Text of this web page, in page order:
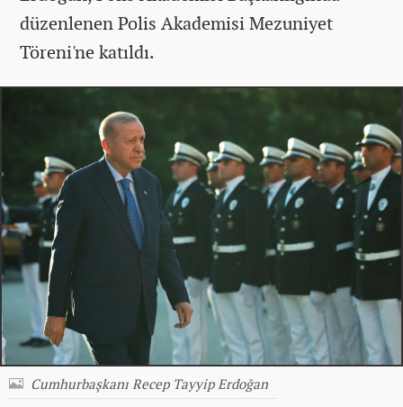
düzenlenen Polis Akademisi Mezuniyet
Töreni'ne katıldı.
Cumhurbaşkanı Recep Tayyip Erdoğan